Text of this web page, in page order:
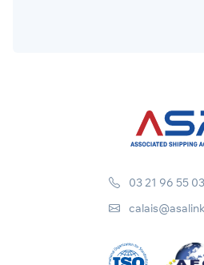
03 21 96 55 03